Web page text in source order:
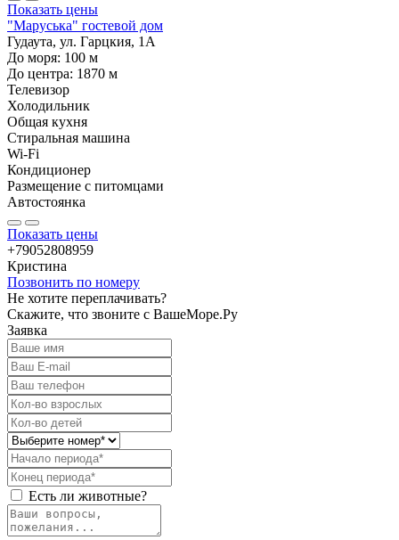
Показать цены
"Маруська" гостевой дом
Гудаута, ул. Гарцкия, 1А
До моря: 100 м
До центра: 1870 м
Телевизор
Холодильник
Общая кухня
Стиральная машина
Wi-Fi
Кондиционер
Размещение с питомцами
Автостоянка
Показать цены
+79052808959
Кристина
Позвонить по номеру
Не хотите переплачивать?
Скажите, что звоните с ВашеМоре.Ру
Заявка
Есть ли животные?